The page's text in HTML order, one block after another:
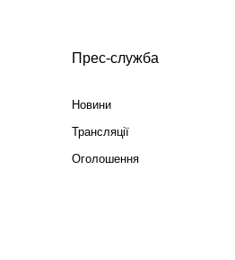
Прес-служба
Новини
Трансляції
Оголошення